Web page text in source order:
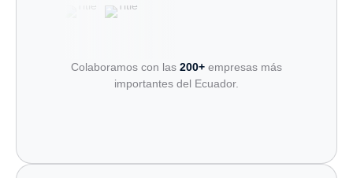
Colaboramos con las 200+ empresas más
importantes del Ecuador.